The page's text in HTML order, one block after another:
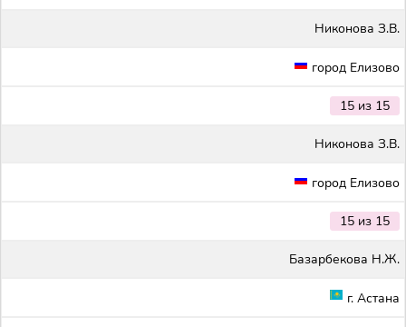
Никонова З.В.
город Елизово
15 из 15
Никонова З.В.
город Елизово
15 из 15
Базарбекова Н.Ж.
г. Астана